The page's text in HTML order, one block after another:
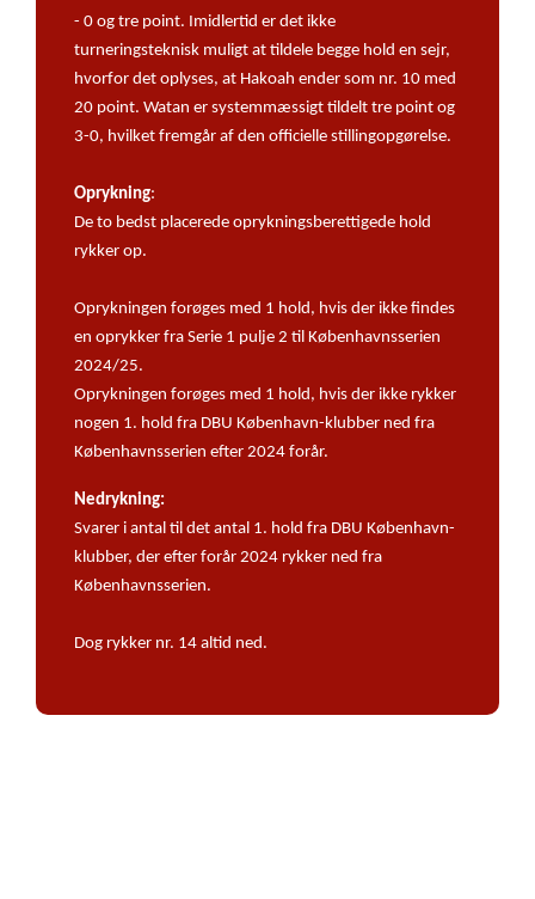
- 0 og tre point. Imidlertid er det ikke
turneringsteknisk muligt at tildele begge hold en sejr,
hvorfor det oplyses, at Hakoah ender som nr. 10 med
20 point. Watan er systemmæssigt tildelt tre point og
3-0, hvilket fremgår af den officielle stillingopgørelse.
Oprykning:
De to bedst placerede oprykningsberettigede hold
rykker op.
Oprykningen forøges med 1 hold, hvis der ikke findes
en oprykker fra Serie 1 pulje 2 til Københavnsserien
2024/25.
Oprykningen forøges med 1 hold, hvis der ikke rykker
nogen 1. hold fra DBU København-klubber ned fra
Københavnsserien efter 2024 forår.
Nedrykning:
Svarer i antal til det antal 1. hold fra DBU København-
klubber, der efter forår 2024 rykker ned fra
Københavnsserien.
Dog rykker nr. 14 altid ned.